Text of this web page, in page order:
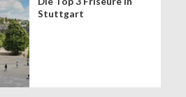
Stuttgart